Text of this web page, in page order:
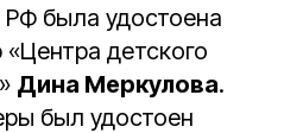
РФ была удостоена
«Центра детского
Дина Меркулова.
был удостоен